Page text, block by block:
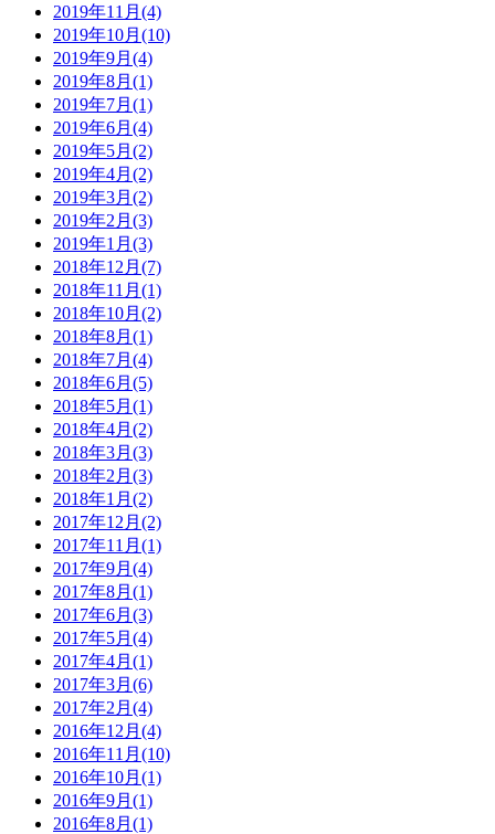
2019年11月(4)
2019年10月(10)
2019年9月(4)
2019年8月(1)
2019年7月(1)
2019年6月(4)
2019年5月(2)
2019年4月(2)
2019年3月(2)
2019年2月(3)
2019年1月(3)
2018年12月(7)
2018年11月(1)
2018年10月(2)
2018年8月(1)
2018年7月(4)
2018年6月(5)
2018年5月(1)
2018年4月(2)
2018年3月(3)
2018年2月(3)
2018年1月(2)
2017年12月(2)
2017年11月(1)
2017年9月(4)
2017年8月(1)
2017年6月(3)
2017年5月(4)
2017年4月(1)
2017年3月(6)
2017年2月(4)
2016年12月(4)
2016年11月(10)
2016年10月(1)
2016年9月(1)
2016年8月(1)